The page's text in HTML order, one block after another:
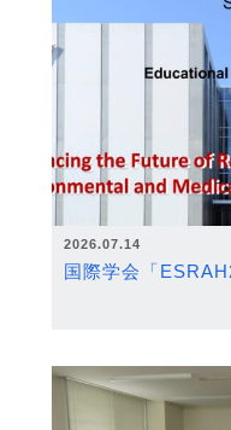
2026.07.14
国際学会「